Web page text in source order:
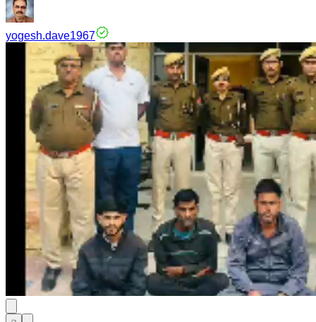
yogesh.dave1967